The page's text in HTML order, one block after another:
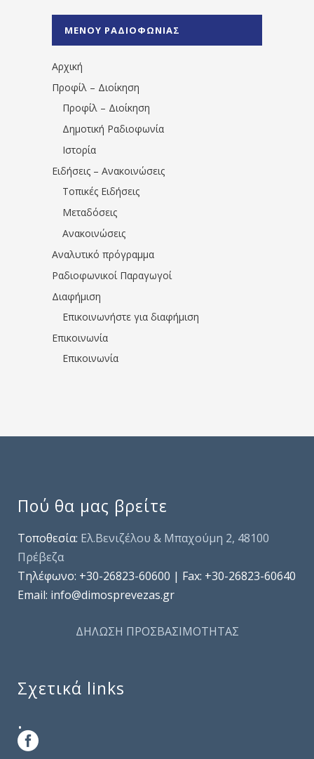
1531194763766854/" artist="" ]
ΜΕΝΟΥ ΡΑΔΙΟΦΩΝΙΑΣ
Αρχική
Προφίλ – Διοίκηση
Προφίλ – Διοίκηση
Δημοτική Ραδιοφωνία
Ιστορία
Ειδήσεις – Ανακοινώσεις
Τοπικές Ειδήσεις
Μεταδόσεις
Ανακοινώσεις
Αναλυτικό πρόγραμμα
Ραδιοφωνικοί Παραγωγοί
Διαφήμιση
Επικοινωνήστε για διαφήμιση
Επικοινωνία
Επικοινωνία
Πού θα μας βρείτε
Τοποθεσία: Ελ.Βενιζέλου & Μπαχούμη 2, 48100
Πρέβεζα
Τηλέφωνo: +30-26823-60600 | Fax: +30-26823-60640
Email: info@dimosprevezas.gr
ΔΗΛΩΣΗ ΠΡΟΣΒΑΣΙΜΟΤΗΤΑΣ
Σχετικά links
.